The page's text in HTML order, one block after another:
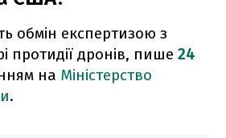
обмін експертизою з
протидії дронів, пише 24
на Міністерство
.